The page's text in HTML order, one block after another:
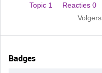
Topic 1 Reacties 0
Volgers
Badges